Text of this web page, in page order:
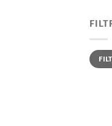
Min.
cena
Maks.
cena